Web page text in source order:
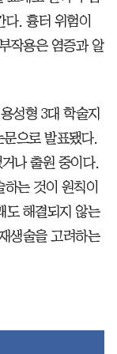
. 흉터 위험이
작용은 염증과 알
성형 3대 학술지
으로 발표됐다.
나 출원 중이다.
는 것이 원칙이
도 해결되지 않는
생술을 고려하는